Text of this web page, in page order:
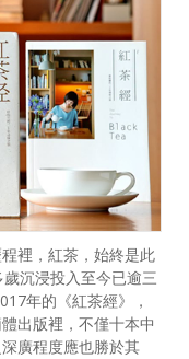
裡，紅茶，始終是此
沉浸投入至今已逾三
年的《紅茶經》，
出版裡，不僅十本中
廣程度應也勝於其